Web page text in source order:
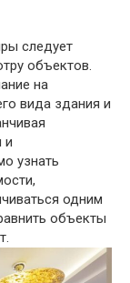
следует
объектов.
на
вида здания и
и
узнать
одним
объекты